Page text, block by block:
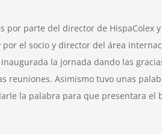
parte del director de HispaColex
el socio y director del área
la jornada dando las
reuniones. Asimismo tuvo unas
la palabra para que presentara el